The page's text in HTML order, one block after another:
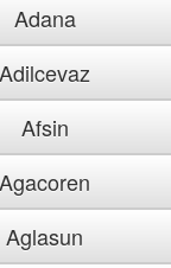
Adana
Adilcevaz
Afsin
Agacoren
Aglasun